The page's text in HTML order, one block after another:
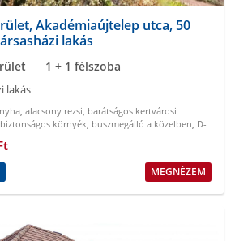
Akadémiaújtelep utca, 50
lakás
1 + 1 félszoba
lakás
, alacsony rezsi, barátságos kertvárosi
biztonságos környék, buszmegálló a közelben, D-
MEGNÉZEM